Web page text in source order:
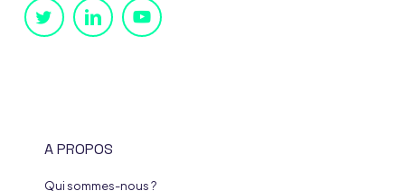
A PROPOS
Qui sommes-nous ?